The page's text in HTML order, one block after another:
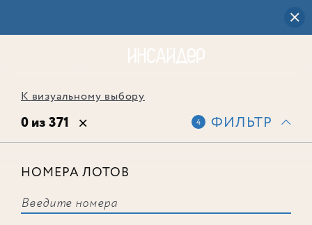
К визуальному выбору
0 из 371 4 ФИЛЬТР
НОМЕРА ЛОТОВ
соответствует ни одного лота